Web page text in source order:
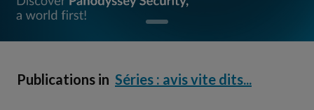
Publications in Séries : avis vite dits...